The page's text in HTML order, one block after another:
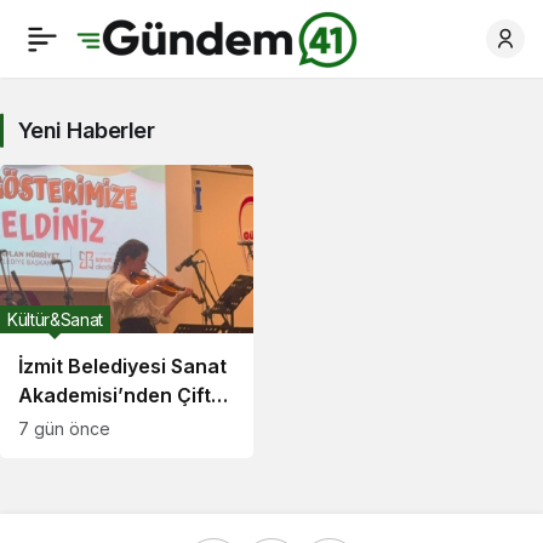
Yeni Haberler
İzmit Belediyesi Sanat
Akademisi’nden Çifte
Başarı
Kültür&Sanat
7 gün önce